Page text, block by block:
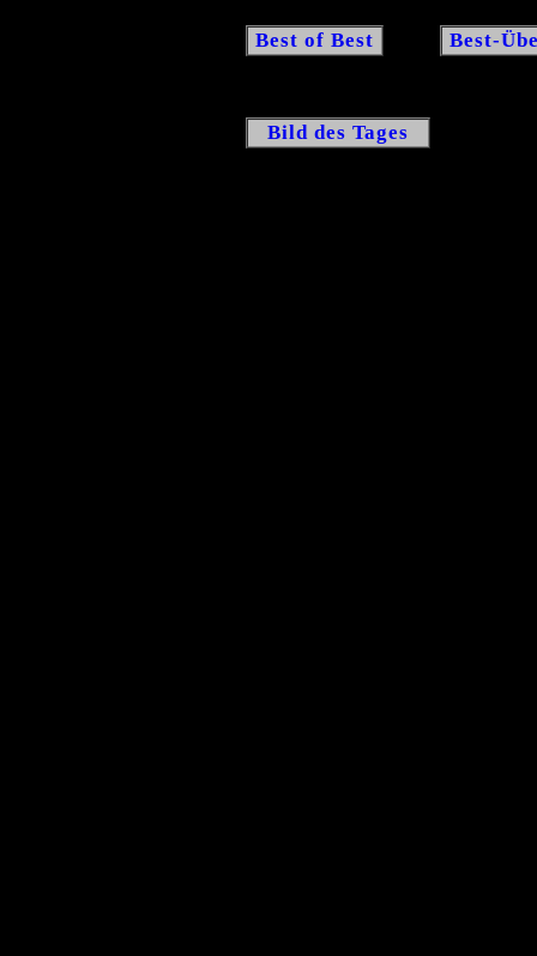
Best of Best Best-
Bild des Tages